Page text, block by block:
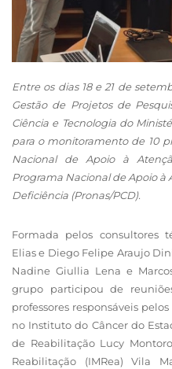
Entre os dias 18 e 21 de
Gestão de Projetos de
Ciência e Tecnologia do
para o monitoramento de 10
Nacional de Apoio à
Programa Nacional de Apoio à
Deficiência (Pronas/PCD).
Formada pelos consultores
Elias e Diego Felipe Araujo
Nadine Giullia Lena e
grupo participou de
professores responsáveis
no Instituto do Câncer do
de Reabilitação Lucy
Reabilitação (IMRea) Vila